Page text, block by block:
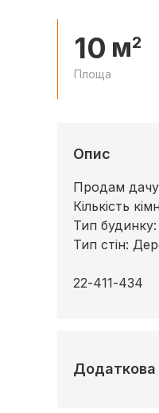
10 м2
Площа
Опис
Продам дачу
Кількість
Тип
Тип стін:
22-411-434
Додаткова